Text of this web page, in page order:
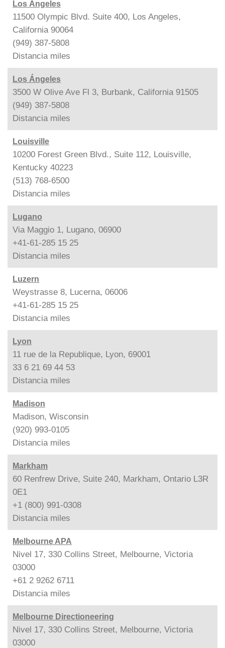
Los Ángeles
11500 Olympic Blvd. Suite 400, Los Angeles,
California 90064
(949) 387-5808
Distancia miles
Los Ángeles
3500 W Olive Ave Fl 3, Burbank, California 91505
(949) 387-5808
Distancia miles
Louisville
10200 Forest Green Blvd., Suite 112, Louisville,
Kentucky 40223
(513) 768-6500
Distancia miles
Lugano
Via Maggio 1, Lugano, 06900
+41-61-285 15 25
Distancia miles
Luzern
Weystrasse 8, Lucerna, 06006
+41-61-285 15 25
Distancia miles
Lyon
11 rue de la Republique, Lyon, 69001
33 6 21 69 44 53
Distancia miles
Madison
Madison, Wisconsin
(920) 993-0105
Distancia miles
Markham
60 Renfrew Drive, Suite 240, Markham, Ontario L3R
0E1
+1 (800) 991-0308
Distancia miles
Melbourne APA
Nivel 17, 330 Collins Street, Melbourne, Victoria
03000
+61 2 9262 6711
Distancia miles
Melbourne Directioneering
Nivel 17, 330 Collins Street, Melbourne, Victoria
03000